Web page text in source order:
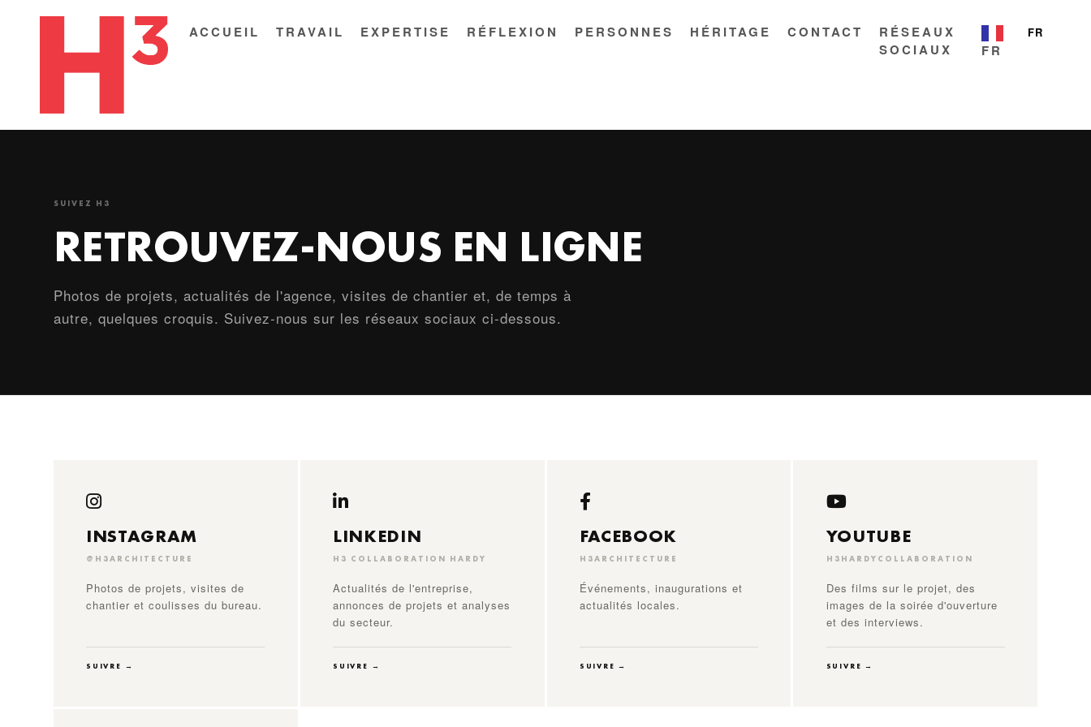
ACCUEIL TRAVAIL EXPERTISE RÉFLEXION PERSONNES HÉRITAGE CONTACT
RÉSEAUX
SOCIAUX
FR
FR
SUIVEZ H3
RETROUVEZ-NOUS EN LIGNE
Photos de projets, actualités de l'agence, visites de chantier et, de temps à
autre, quelques croquis. Suivez-nous sur les réseaux sociaux ci-dessous.
INSTAGRAM
@H3ARCHITECTURE
Photos de projets, visites de
chantier et coulisses du bureau.
SUIVRE →
LINKEDIN
H3 COLLABORATION HARDY
Actualités de l'entreprise,
annonces de projets et analyses
du secteur.
SUIVRE →
FACEBOOK
H3ARCHITECTURE
Événements, inaugurations et
actualités locales.
SUIVRE →
YOUTUBE
H3HARDYCOLLABORATION
Des films sur le projet, des
images de la soirée d'ouverture
et des interviews.
SUIVRE →